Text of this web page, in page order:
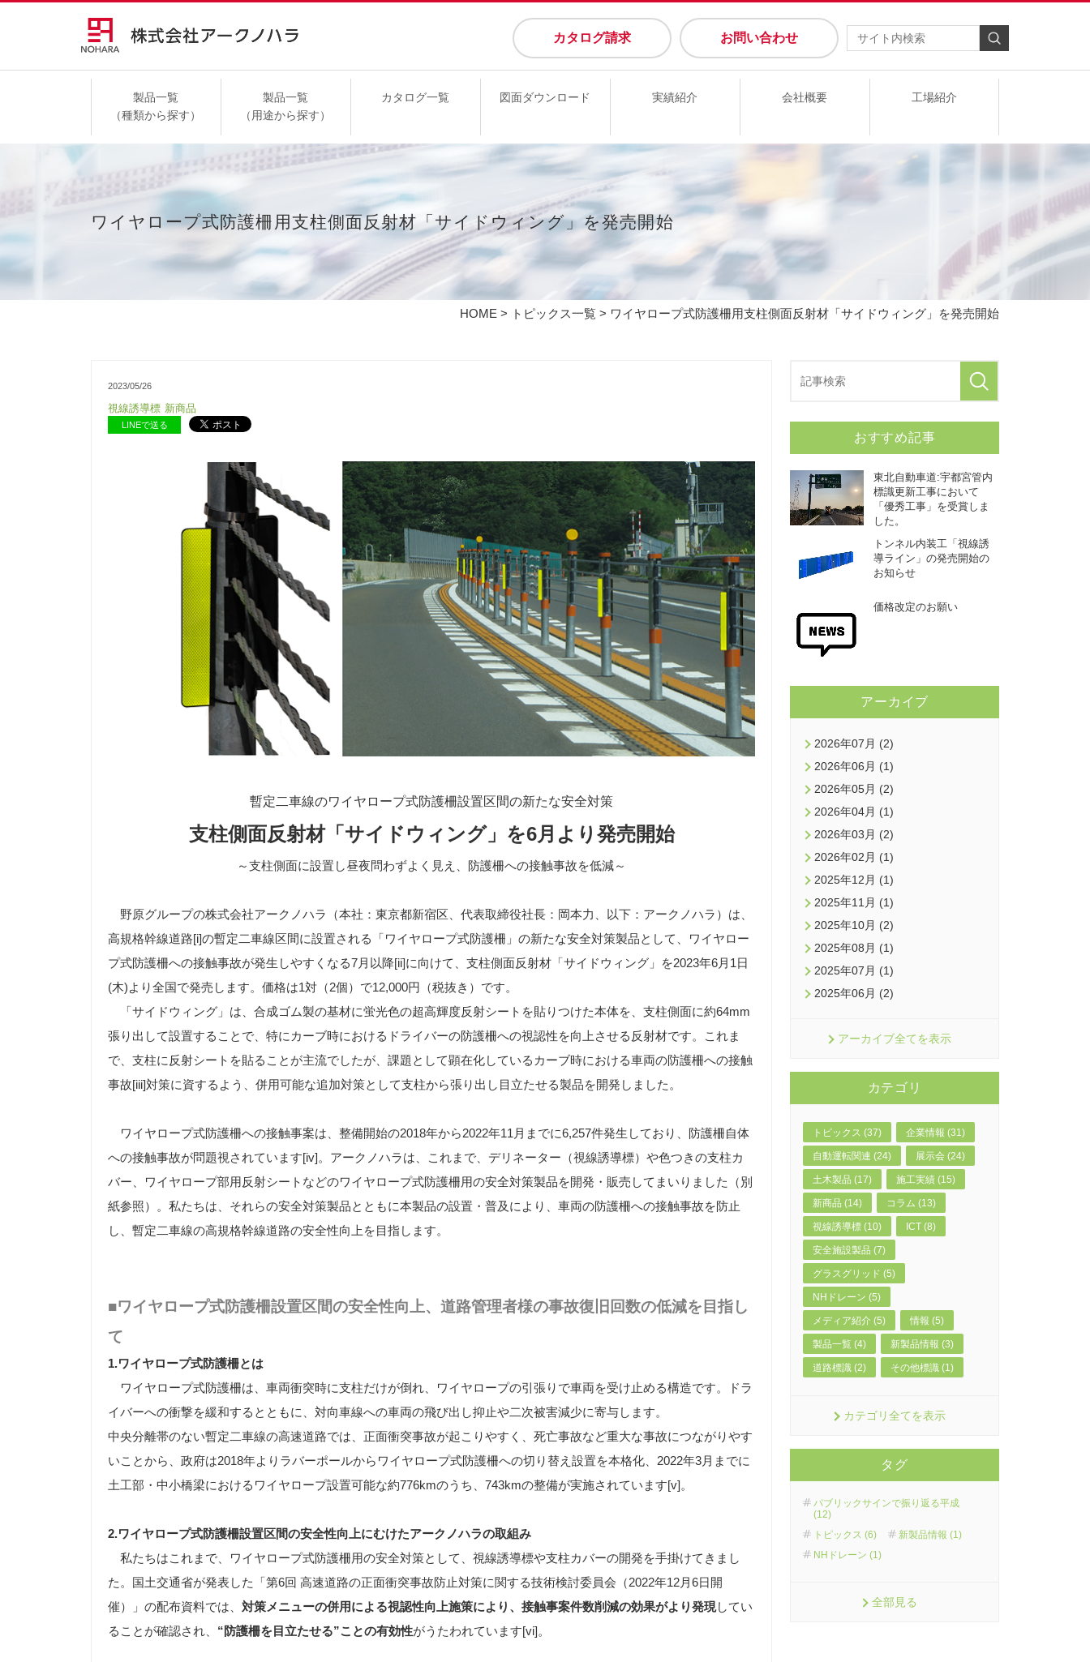
カタログ請求 お問い合わせ
製品一覧
（種類から探す）
製品一覧
（用途から探す）
カタログ一覧 図面ダウンロード 実績紹介 会社概要 工場紹介
ワイヤロープ式防護柵用支柱側面反射材「サイドウィング」を発売開始
HOME > トピックス一覧 > ワイヤロープ式防護柵用支柱側面反射材「サイドウィング」を発売開始
2023/05/26
視線誘導標 新商品
LINEで送る
暫定二車線のワイヤロープ式防護柵設置区間の新たな安全対策
支柱側面反射材「サイドウィング」を6月より発売開始
～支柱側面に設置し昼夜問わずよく見え、防護柵への接触事故を低減～
野原グループの株式会社アークノハラ（本社：東京都新宿区、代表取締役社長：岡本力、以下：アークノハラ）は、
高規格幹線道路[i]の暫定二車線区間に設置される「ワイヤロープ式防護柵」の新たな安全対策製品として、ワイヤロー
プ式防護柵への接触事故が発生しやすくなる7月以降[ii]に向けて、支柱側面反射材「サイドウィング」を2023年6月1日
(木)より全国で発売します。価格は1対（2個）で12,000円（税抜き）です。
「サイドウィング」は、合成ゴム製の基材に蛍光色の超高輝度反射シートを貼りつけた本体を、支柱側面に約64mm
張り出して設置することで、特にカーブ時におけるドライバーの防護柵への視認性を向上させる反射材です。これま
で、支柱に反射シートを貼ることが主流でしたが、課題として顕在化しているカーブ時における車両の防護柵への接触
事故[iii]対策に資するよう、併用可能な追加対策として支柱から張り出し目立たせる製品を開発しました。
ワイヤロープ式防護柵への接触事案は、整備開始の2018年から2022年11月までに6,257件発生しており、防護柵自体
への接触事故が問題視されています[iv]。アークノハラは、これまで、デリネーター（視線誘導標）や色つきの支柱カ
バー、ワイヤロープ部用反射シートなどのワイヤロープ式防護柵用の安全対策製品を開発・販売してまいりました（別
紙参照）。私たちは、それらの安全対策製品とともに本製品の設置・普及により、車両の防護柵への接触事故を防止
し、暫定二車線の高規格幹線道路の安全性向上を目指します。
■ワイヤロープ式防護柵設置区間の安全性向上、道路管理者様の事故復旧回数の低減を目指し
て
1.ワイヤロープ式防護柵とは
ワイヤロープ式防護柵は、車両衝突時に支柱だけが倒れ、ワイヤロープの引張りで車両を受け止める構造です。ドラ
イバーへの衝撃を緩和するとともに、対向車線への車両の飛び出し抑止や二次被害減少に寄与します。
中央分離帯のない暫定二車線の高速道路では、正面衝突事故が起こりやすく、死亡事故など重大な事故につながりやす
いことから、政府は2018年よりラバーポールからワイヤロープ式防護柵への切り替え設置を本格化、2022年3月までに
土工部・中小橋梁におけるワイヤロープ設置可能な約776kmのうち、743kmの整備が実施されています[v]。
2.ワイヤロープ式防護柵設置区間の安全性向上にむけたアークノハラの取組み
私たちはこれまで、ワイヤロープ式防護柵用の安全対策として、視線誘導標や支柱カバーの開発を手掛けてきまし
た。国土交通省が発表した「第6回 高速道路の正面衝突事故防止対策に関する技術検討委員会（2022年12月6日開
催）」の配布資料では、 対策メニューの併用による視認性向上施策により、接触事案件数削減の効果がより発現してい
ることが確認され、 “防護柵を目立たせる”ことの有効性がうたわれています[vi]。
おすすめ記事
東北自動車道:宇都宮管内
標識更新工事において
「優秀工事」を受賞しま
した。
トンネル内装工「視線誘
導ライン」の発売開始の
お知らせ
価格改定のお願い
アーカイブ
2026年07月 (2)
2026年06月 (1)
2026年05月 (2)
2026年04月 (1)
2026年03月 (2)
2026年02月 (1)
2025年12月 (1)
2025年11月 (1)
2025年10月 (2)
2025年08月 (1)
2025年07月 (1)
2025年06月 (2)
アーカイブ全てを表示
カテゴリ
トピックス (37) 企業情報 (31)
自動運転関連 (24) 展示会 (24)
土木製品 (17) 施工実績 (15)
新商品 (14) コラム (13)
視線誘導標 (10) ICT (8)
安全施設製品 (7)
グラスグリッド (5)
NHドレーン (5)
メディア紹介 (5) 情報 (5)
製品一覧 (4) 新製品情報 (3)
道路標識 (2) その他標識 (1)
カテゴリ全てを表示
タグ
パブリックサインで振り返る平成
(12)
トピックス (6)
新製品情報 (1)
NHドレーン (1)
全部見る